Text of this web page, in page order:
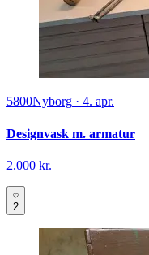
5800Nyborg · 4. apr.
Designvask m. armatur
2.000 kr.
2